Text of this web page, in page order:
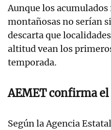
Aunque los acumulados
montañosas no serían
descarta que
altitud vean los
temporada.
AEMET confirma
Según la Agencia